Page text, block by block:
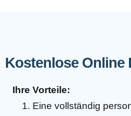
Kostenlose Online
Ihre Vorteile:
Eine vollständig